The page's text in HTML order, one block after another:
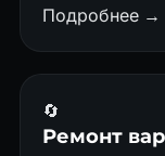
Подробнее →
🔄
Ремонт